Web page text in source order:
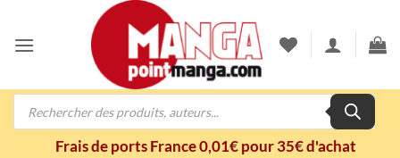
contenu
Recherche
Frais de ports France 0,01€ pour 35€ d'achat